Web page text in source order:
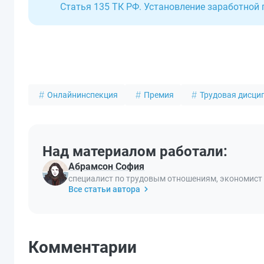
Статья 135 ТК РФ. Установление заработной
Онлайнинспекция Премия Трудовая
Над материалом работали:
Абрамсон София
специалист по трудовым отношениям, экономист
Все статьи автора
Комментарии